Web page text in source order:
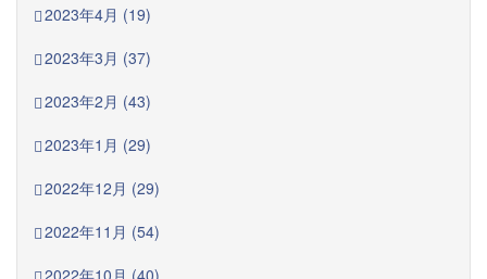
2023年4月 (19)
2023年3月 (37)
2023年2月 (43)
2023年1月 (29)
2022年12月 (29)
2022年11月 (54)
2022年10月 (40)